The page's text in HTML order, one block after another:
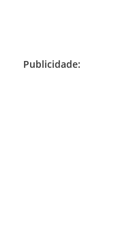
Publicidade: